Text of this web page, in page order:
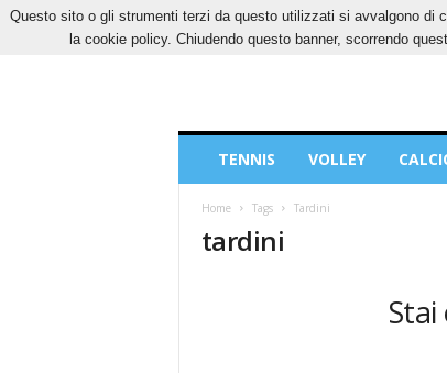
SABATO, 8 AGOSTO 2026 CONTATTI
Sport
TENNIS VOLLEY
Home Tags Tardini
tardini
Questo sito o gli strumenti terzi da questo utilizzati si avvalgono di
la cookie policy. Chiudendo questo banner, scorrendo